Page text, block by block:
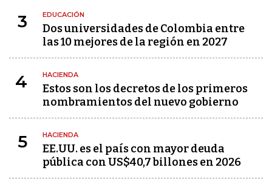
3 EDUCACIÓN
Dos universidades de Colombia entre
las 10 mejores de la región en 2027
4 HACIENDA
Estos son los decretos de los primeros
nombramientos del nuevo gobierno
5 HACIENDA
EE.UU. es el país con mayor deuda
pública con US$40,7 billones en 2026